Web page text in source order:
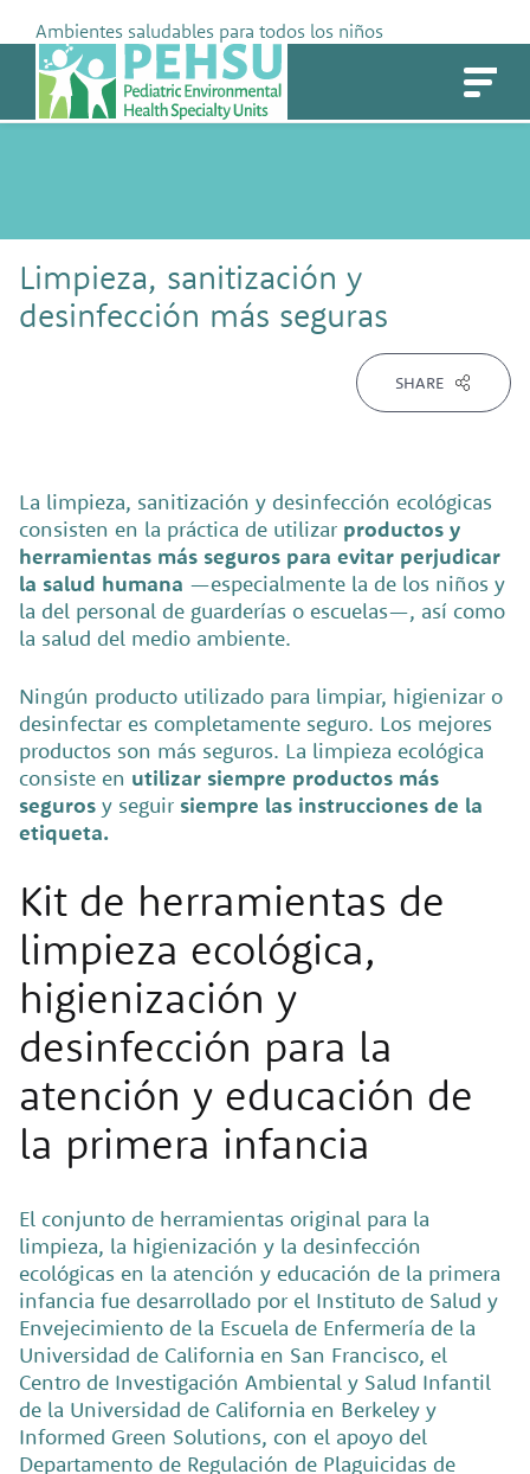
content
Ambientes saludables para todos los niños
PEHSU
Limpieza, sanitización y
desinfección más seguras
SHARE
La limpieza, sanitización y desinfección ecológicas
consisten en la práctica de utilizar productos y
herramientas más seguros para evitar perjudicar
la salud humana —especialmente la de los niños y
la del personal de guarderías o escuelas—, así como
la salud del medio ambiente.
Ningún producto utilizado para limpiar, higienizar o
desinfectar es completamente seguro. Los mejores
productos son más seguros. La limpieza ecológica
consiste en utilizar siempre productos más
seguros y seguir siempre las instrucciones de la
etiqueta.
Kit de herramientas de
limpieza ecológica,
higienización y
desinfección para la
atención y educación de
la primera infancia
El conjunto de herramientas original para la
limpieza, la higienización y la desinfección
ecológicas en la atención y educación de la primera
infancia fue desarrollado por el Instituto de Salud y
Envejecimiento de la Escuela de Enfermería de la
Universidad de California en San Francisco, el
Centro de Investigación Ambiental y Salud Infantil
de la Universidad de California en Berkeley y
Informed Green Solutions, con el apoyo del
Departamento de Regulación de Plaguicidas de